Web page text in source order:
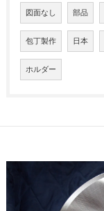
図面なし 部品
包丁製作 日本
ホルダー